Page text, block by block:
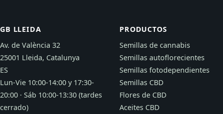
GB LLEIDA
Av. de València 32
25001 Lleida, Catalunya
ES
Lun-Vie 10:00-14:00 y 17:30-
20:00 · Sáb 10:00-13:30 (tardes
cerrado)
PRODUCTOS
Semillas de cannabis
Semillas autoflorecientes
Semillas fotodependientes
Semillas CBD
Flores de CBD
Aceites CBD